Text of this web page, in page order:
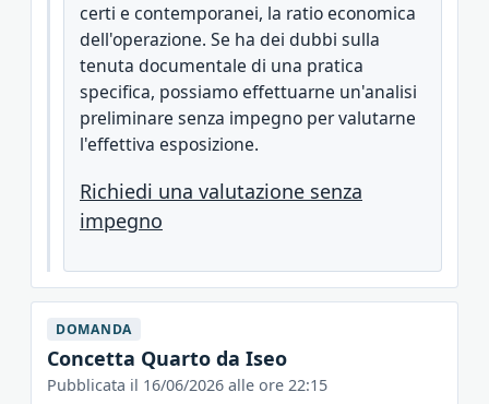
certi e contemporanei, la ratio economica
dell'operazione. Se ha dei dubbi sulla
tenuta documentale di una pratica
specifica, possiamo effettuarne un'analisi
preliminare senza impegno per valutarne
l'effettiva esposizione.
Richiedi una valutazione senza
impegno
DOMANDA
Concetta Quarto da Iseo
Pubblicata il 16/06/2026 alle ore 22:15